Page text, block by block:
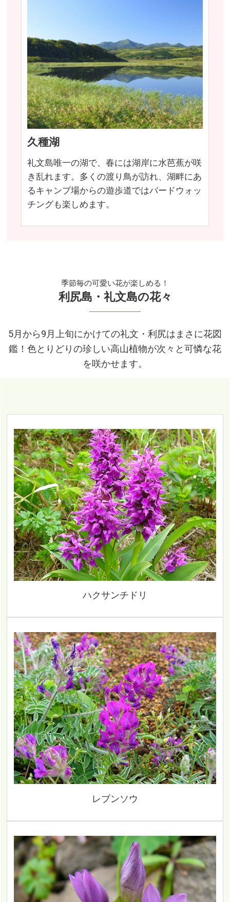
久種湖
礼文島唯一の湖で、春には湖岸に水芭蕉が咲
き乱れます。多くの渡り鳥が訪れ、湖畔にあ
るキャンプ場からの遊歩道ではバードウォッ
チングも楽しめます。
季節毎の可愛い花が楽しめる！
利尻島・礼文島の花々
5月から9月上旬にかけての礼文・利尻はまさに花図
鑑！色とりどりの珍しい高山植物が次々と可憐な花
を咲かせます。
ハクサンチドリ
レブンソウ